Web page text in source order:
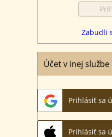
Zabudli
Účet v inej službe
Prihlásiť sa
Prihlásiť sa